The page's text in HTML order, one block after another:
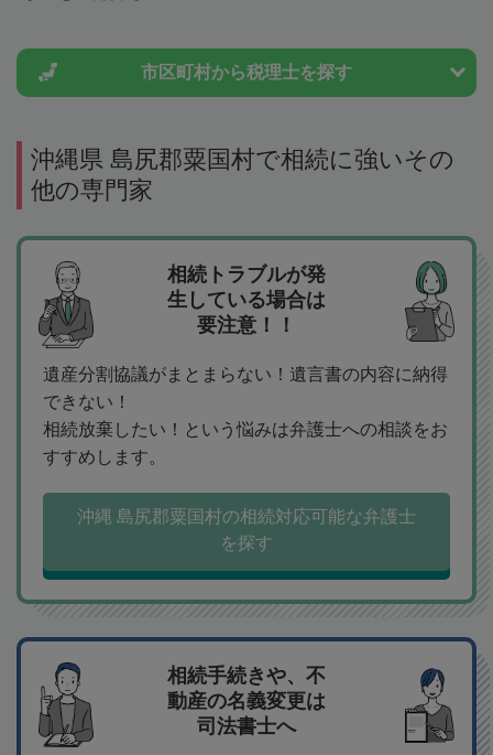
市区町村から税理士を探す
沖縄県 島尻郡粟国村で相続に強いその
他の専門家
相続トラブルが発
生している場合は
要注意！！
遺産分割協議がまとまらない！遺言書の内容に納得
できない！
相続放棄したい！という悩みは弁護士への相談をお
すすめします。
沖縄 島尻郡粟国村の相続対応可能な弁護士
を探す
相続手続きや、不
動産の名義変更は
司法書士へ